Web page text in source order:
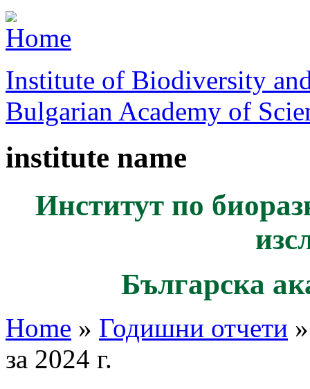
Institute of Biodiversity
Bulgarian Academy of
institute name
Институт по
Българска
Home » Годишни отчети
за 2024 г.